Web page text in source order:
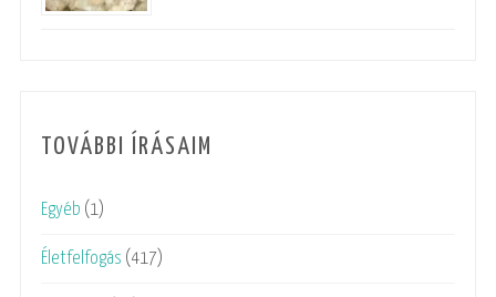
TOVÁBBI ÍRÁSAIM
Egyéb (1)
Életfelfogás (417)